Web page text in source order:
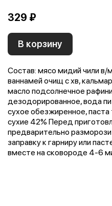
329 ₽
В корзину
Состав: мясо мидий чили в/
ваннамей очищ с хв,
масло подсолнечное
дезодорированное, вода
сухое обезжиренное,
сухие 42% Перед
предварительно
заправку к гарниру или
вместе на сковороде 4-6